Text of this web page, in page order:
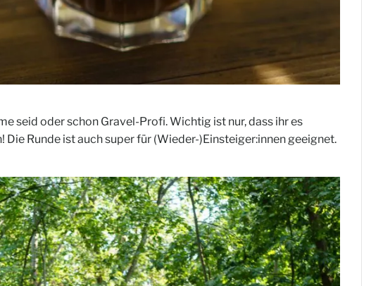
seid oder schon Gravel-Profi. Wichtig ist nur, dass ihr es
Runde ist auch super für (Wieder-)Einsteiger:innen geeignet.